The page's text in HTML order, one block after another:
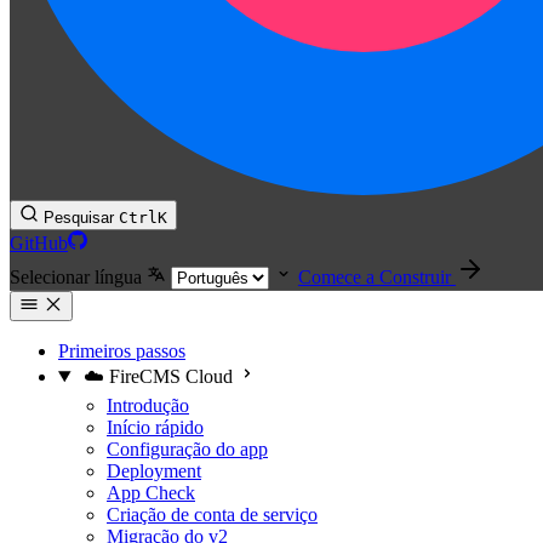
Pesquisar CtrlK
GitHub
Selecionar língua
Comece a Construir
Primeiros passos
☁️ FireCMS Cloud
Introdução
Início rápido
Configuração do app
Deployment
App Check
Criação de conta de serviço
Migração do v2